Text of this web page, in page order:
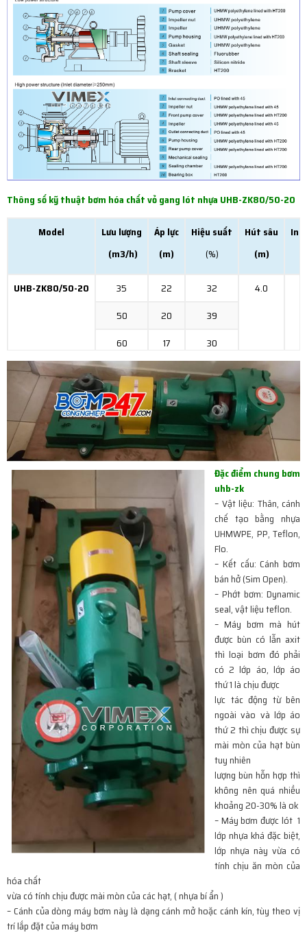
Thông số kỹ thuật bơm hóa chất vỏ gang lót nhựa UHB-ZK80/50-20
Model
Lưu lượng
(m3/h)
Áp lực
(m)
Hiệu suất
(%)
Hút sâu
(m)
UHB-ZK80/50-20 35 22 32 4.0
50
20
39
60
17 30
Đặc điểm chung bơm
uhb-zk
– Vật liệu: Thân, cánh
chế tạo bằng nhựa
UHMWPE, PP, Teflon,
Flo.
– Kết cấu: Cánh bơm
bán hở (Sim Open).
– Phớt bơm: Dynamic
seal, vật liệu teflon.
– Máy bơm mà hút
được bùn có lẫn axit
thì loại bơm đó phải
có 2 lớp áo, lớp áo
thứ 1 là chịu được
lực tác động từ bên
ngoài vào và lớp áo
thứ 2 thì chịu được sự
mài mòn của hạt bùn
tuy nhiên
lượng bùn hỗn hợp thì
không nên quá nhiều
khoảng 20-30% là ok
– Máy bơm được lót 1
lớp nhựa khá đặc biệt,
lớp nhựa này vừa có
tính chịu ăn mòn của
hóa chất
vừa có tính chịu được mài mòn của các hạt, ( nhựa bí ẩn )
– Cánh của dòng máy bơm này là dạng cánh mở hoặc cánh kín, tùy theo vị
trí lắp đặt của máy bơm